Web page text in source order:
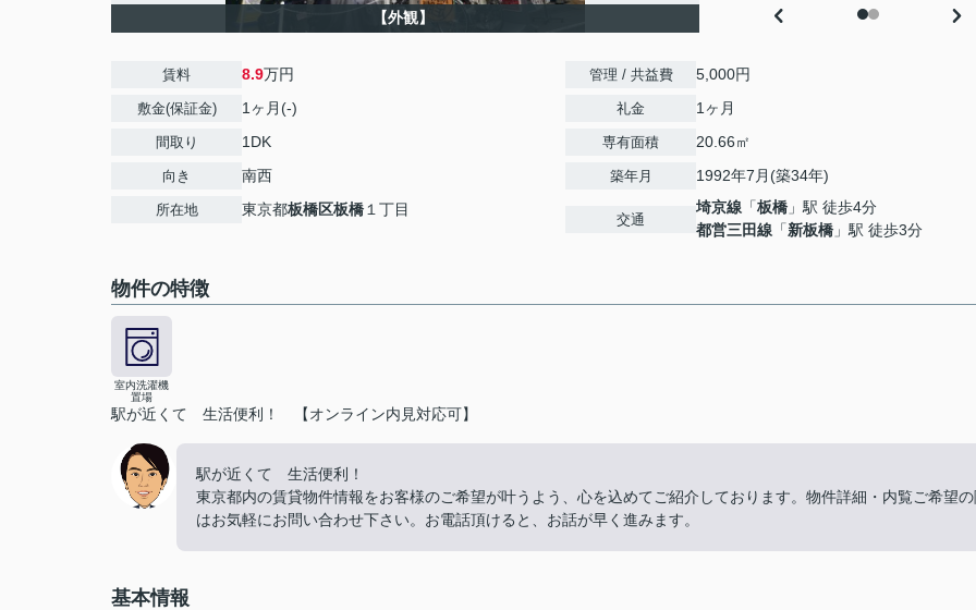
【外観】
賃料 8.9万円
敷金(保証金) 1ヶ月(-)
間取り 1DK
向き 南西
所在地 東京都板橋区板橋 １丁目
管理 / 共益費 5,000円
礼金 1ヶ月
専有面積 20.66㎡
築年月 1992年7月(築34年)
交通
埼京線 「板橋 」駅 徒歩4分
都営三田線 「新板橋 」駅 徒歩3分
物件の特徴
室内洗濯機
置場
駅が近くて 生活便利！ 【オンライン内見対応可】
駅が近くて 生活便利！
東京都内の賃貸物件情報をお客様のご希望が叶うよう、心を込めてご紹介しております。物件詳細・内覧ご希望
はお気軽にお問い合わせ下さい。お電話頂けると、お話が早く進みます。
基本情報